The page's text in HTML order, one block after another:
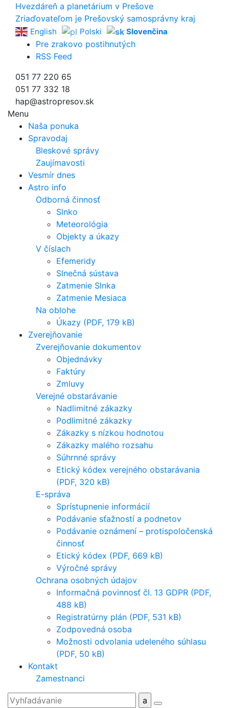
Hvezdáreň a planetárium v Prešove
Zriaďovateľom je Prešovský samosprávny kraj
English Polski Slovenčina
Pre zrakovo postihnutých
RSS Feed
051 77 220 65
051 77 332 18
hap@astropresov.sk
Menu
Naša ponuka
Spravodaj
Bleskové správy
Zaujímavosti
Vesmír dnes
Astro info
Odborná činnosť
Slnko
Meteorológia
Objekty a úkazy
V číslach
Efemeridy
Slnečná sústava
Zatmenie Slnka
Zatmenie Mesiaca
Na oblohe
Úkazy (PDF, 179 kB)
Zverejňovanie
Zverejňovanie dokumentov
Objednávky
Faktúry
Zmluvy
Verejné obstarávanie
Nadlimitné zákazky
Podlimitné zákazky
Zákazky s nízkou hodnotou
Zákazky malého rozsahu
Súhrnné správy
Etický kódex verejného obstarávania
(PDF, 320 kB)
E-správa
Sprístupnenie informácií
Podávanie sťažností a podnetov
Podávanie oznámení – protispoločenská
činnosť
Etický kódex (PDF, 669 kB)
Výročné správy
Ochrana osobných údajov
Informačná povinnosť čl. 13 GDPR (PDF,
488 kB)
Registratúrny plán (PDF, 531 kB)
Zodpovedná osoba
Možnosti odvolania udeleného súhlasu
(PDF, 50 kB)
Kontakt
Zamestnanci